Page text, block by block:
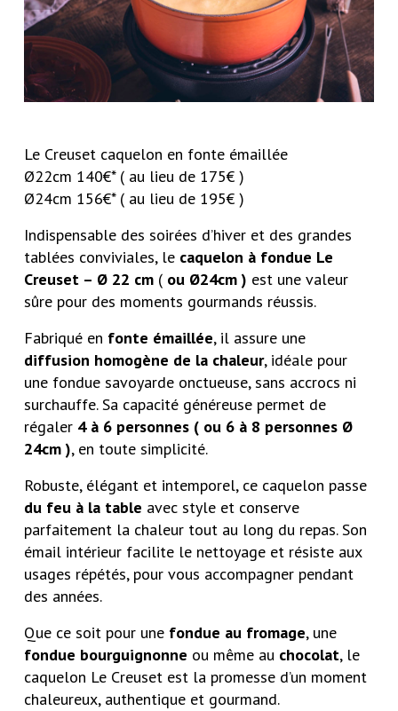
Le Creuset caquelon en fonte émaillée
Ø22cm 140€* ( au lieu de 175€ )
Ø24cm 156€* ( au lieu de 195€ )
Indispensable des soirées d’hiver et des grandes
tablées conviviales, le caquelon à fondue Le
Creuset – Ø 22 cm ( ou Ø24cm ) est une valeur
sûre pour des moments gourmands réussis.
Fabriqué en fonte émaillée, il assure une
diffusion homogène de la chaleur, idéale pour
une fondue savoyarde onctueuse, sans accrocs ni
surchauffe. Sa capacité généreuse permet de
régaler 4 à 6 personnes ( ou 6 à 8 personnes Ø
24cm ), en toute simplicité.
Robuste, élégant et intemporel, ce caquelon passe
du feu à la table avec style et conserve
parfaitement la chaleur tout au long du repas. Son
émail intérieur facilite le nettoyage et résiste aux
usages répétés, pour vous accompagner pendant
des années.
Que ce soit pour une fondue au fromage, une
fondue bourguignonne ou même au chocolat, le
caquelon Le Creuset est la promesse d’un moment
chaleureux, authentique et gourmand.